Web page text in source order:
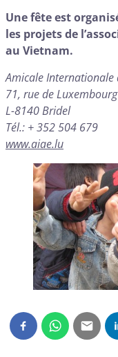
Une fête est
les projets de
au Vietnam.
Amicale Internationale
71, rue de Luxembourg
L-8140 Bridel
Tél.: + 352 504 679
www.aiae.lu